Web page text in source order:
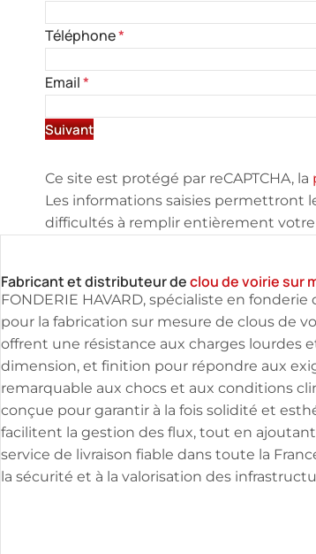
Téléphone*
Email*
Suivant
Ce site est protégé par reCAPTCHA, la
Les informations saisies permettront
difficultés à remplir entièrement
Fabricant et distributeur declou de voirie sur
FONDERIE HAVARD, spécialiste en
pour la fabrication sur mesure de clous de
offrent une résistance aux charges
dimension, et finition pour répondre aux
remarquable aux chocs et aux conditions
conçue pour garantir à la fois solidité et
facilitent la gestion des flux, tout en
service de livraison fiable dans toute la
la sécurité et à la valorisation des